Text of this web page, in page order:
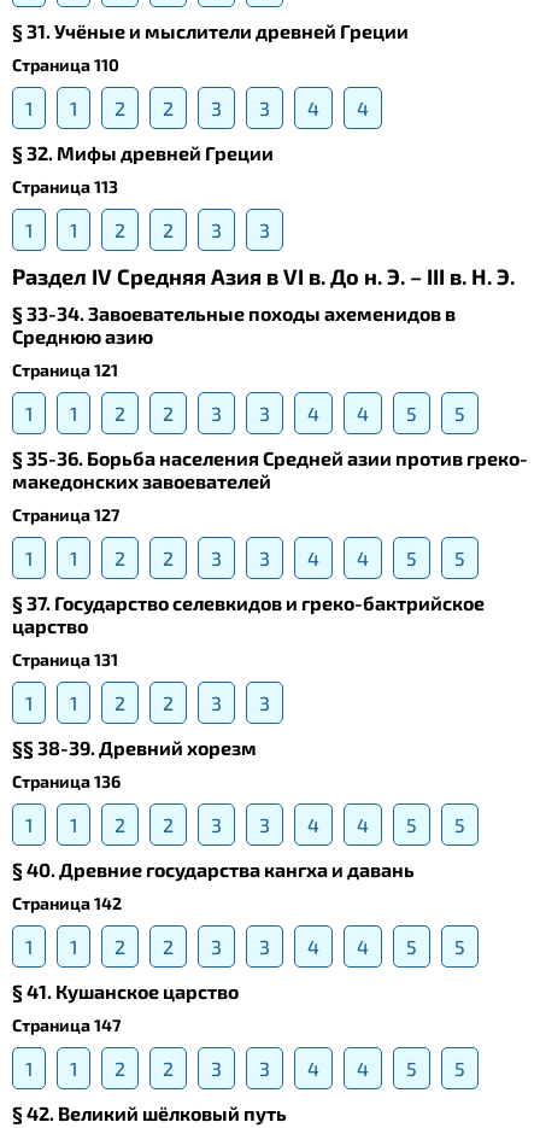
§ 31. Учёные и мыслители древней Греции
Страница 110
1 1 2 2 3 3 4
4
§ 32. Мифы древней Греции
Страница 113
1 1 2 2 3 3
Раздел IV Средняя Азия в VI в. До н. Э. – III в. Н. Э.
§ 33-34. Завоевательные походы ахеменидов в
Среднюю азию
Страница 121
1 1 2 2 3 3 4 4 5
5
§ 35-36. Борьба населения Средней азии против греко-
македонских завоевателей
Страница 127
1 1 2 2 3 3 4 4 5
5
§ 37. Государство селевкидов и греко-бактрийское
царство
Страница 131
1 1 2 2 3
3
§§ 38-39. Древний хорезм
Страница 136
1 1 2 2 3 3 4 4 5
5
§ 40. Древние государства кангха и давань
Страница 142
1 1 2 2 3 3 4 4 5
5
§ 41. Кушанское царство
Страница 147
1 1 2 2 3 3 4 4 5
5
§ 42. Великий шёлковый путь